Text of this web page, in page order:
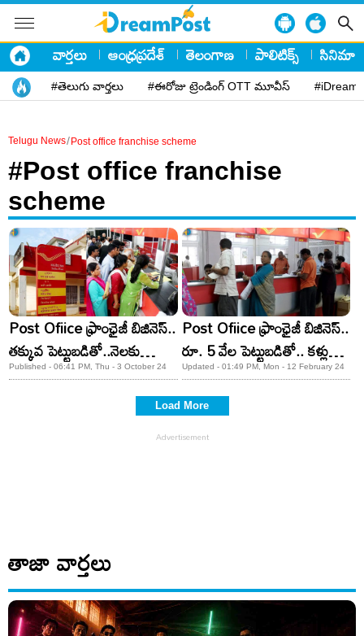
వార్తలు ఆంధ్రప్రదేశ్ తెలంగాణ పాలిటిక్స్ సినిమా
#తెలుగు వార్తలు #ఈరోజు ట్రెండింగ్ OTT మూవీస్
Telugu News/ Post office franchise scheme
#Post office franchise
scheme
Post Ofiice ఫ్రాంఛైజీ బిజినెస్..
తక్కువ పెట్టుబడితో..నెలకు
80వేల ఆదాయం!
Published - 06:41 PM, Thu - 3 October 24
Post Ofiice ఫ్రాంఛైజీ బిజినెస్..
రూ. 5 వేల పెట్టుబడితో.. కళ్లు
చెదిరే ఆదాయం!
Updated - 01:49 PM, Mon - 12 February 24
Load More
తాజా వార్తలు